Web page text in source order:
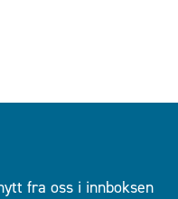
fra oss i innboksen